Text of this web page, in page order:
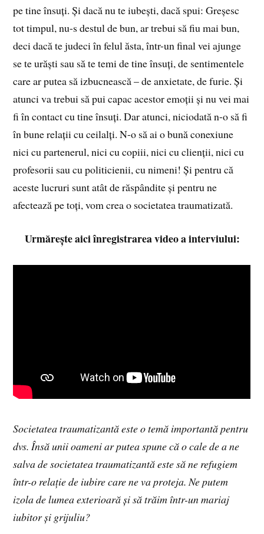
pe tine însuți. Și dacă nu te iubești, dacă spui: Greșesc
tot timpul, nu-s destul de bun, ar trebui să fiu mai bun,
deci dacă te judeci în felul ăsta, într-un final vei ajunge
se te urăști sau să te temi de tine însuți, de sentimentele
care ar putea să izbucnească – de anxietate, de furie. Și
atunci va trebui să pui capac acestor emoții și nu vei mai
fi în contact cu tine însuți. Dar atunci, niciodată n-o să fi
în bune relații cu ceilalți. N-o să ai o bună conexiune
nici cu partenerul, nici cu copiii, nici cu clienții, nici cu
profesorii sau cu politicienii, cu nimeni! Și pentru că
aceste lucruri sunt atât de răspândite și pentru ne
afectează pe toți, vom crea o societatea traumatizată.
Urmărește aici înregistrarea video a interviului:
Societatea traumatizantă este o temă importantă pentru
dvs. Însă unii oameni ar putea spune că o cale de a ne
salva de societatea traumatizantă este să ne refugiem
într-o relație de iubire care ne va proteja. Ne putem
izola de lumea exterioară și să trăim într-un mariaj
iubitor și grijuliu?